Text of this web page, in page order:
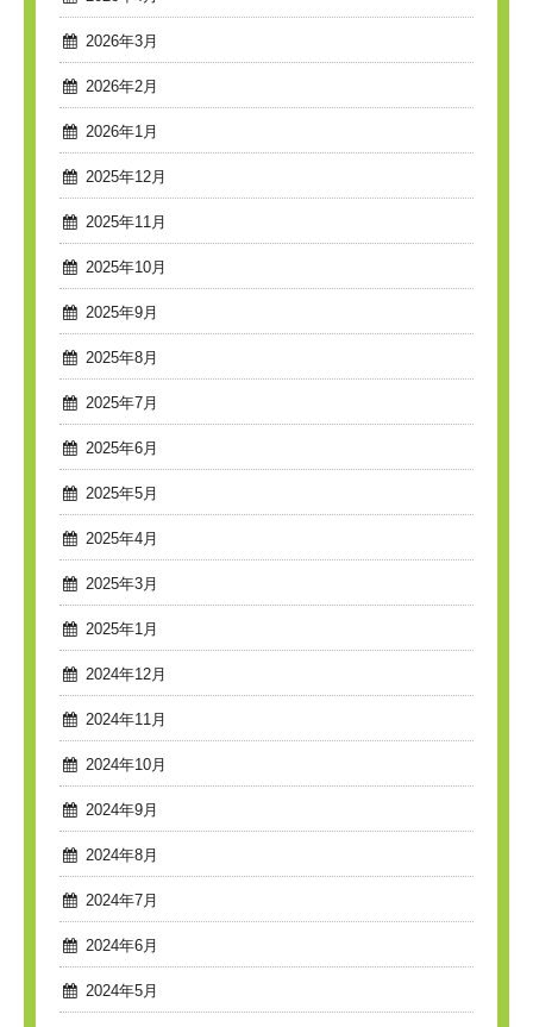
2026年3月
2026年2月
2026年1月
2025年12月
2025年11月
2025年10月
2025年9月
2025年8月
2025年7月
2025年6月
2025年5月
2025年4月
2025年3月
2025年1月
2024年12月
2024年11月
2024年10月
2024年9月
2024年8月
2024年7月
2024年6月
2024年5月